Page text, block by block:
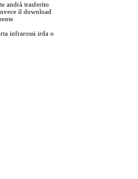
andrà trasferito
il download
infrarossi irda o